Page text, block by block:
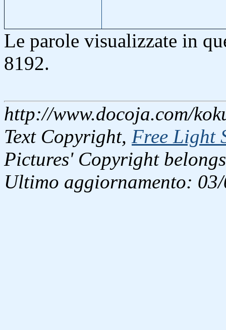
Le parole visualizzate in
8192.
http://www.docoja.com/
Text Copyright, Free Light
Pictures' Copyright
Ultimo aggiornamento: